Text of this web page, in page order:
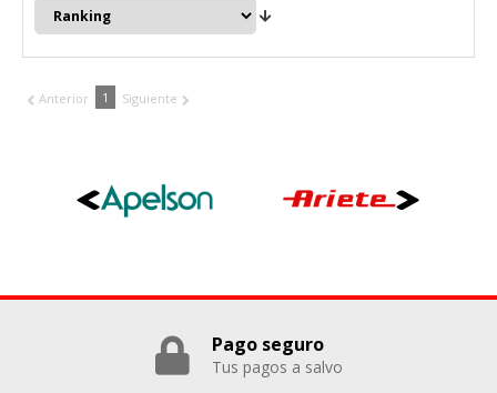
Anterior 1 Siguiente
Pago seguro
Tus pagos a salvo
Cookies Utilizadas:
_utma,_utmb,_utmc,_utmz,_utmt,_utmz,_atuvc,_atuvs, _ga,
_gid, _evPromtCookies
Cookies dirigidas
utilizadas por esas empresas para crear un perfil de sus
intereses y mostrarle anuncios relevantes en otros sitios.
No almacenan directamente información personal, sino